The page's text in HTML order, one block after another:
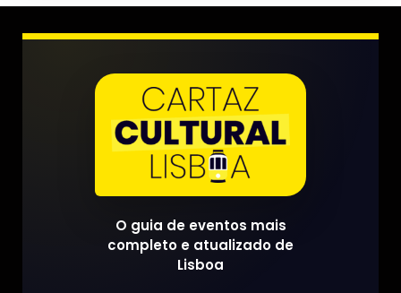
O guia de eventos mais
completo e atualizado de
Lisboa